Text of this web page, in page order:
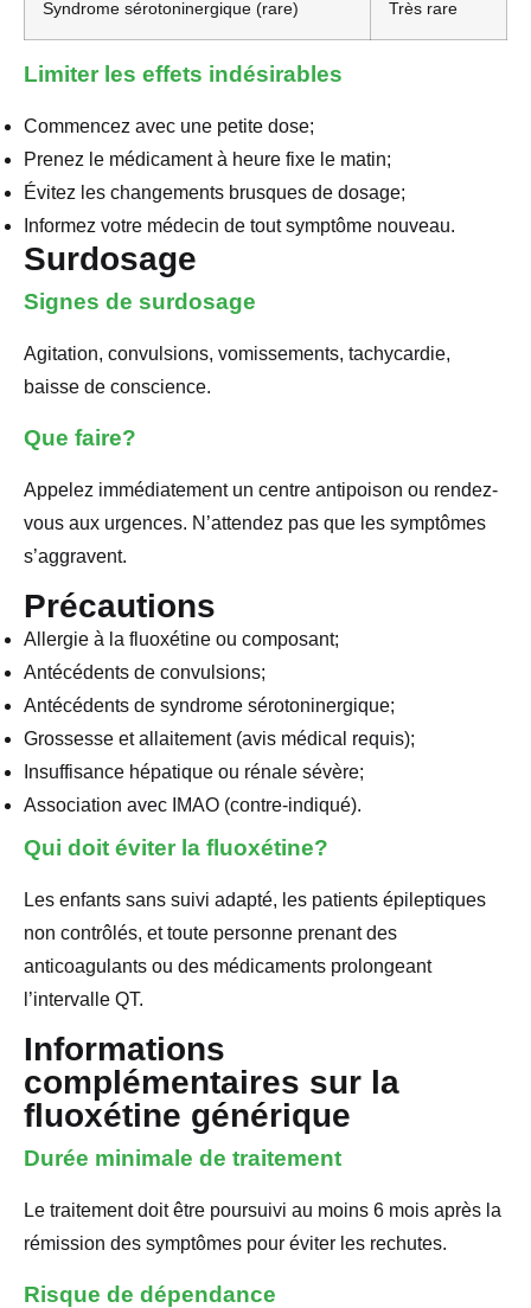
Syndrome sérotoninergique (rare) Très rare
Limiter les effets indésirables
Commencez avec une petite dose;
Prenez le médicament à heure fixe le matin;
Évitez les changements brusques de dosage;
Informez votre médecin de tout symptôme nouveau.
Surdosage
Signes de surdosage
Agitation, convulsions, vomissements, tachycardie,
baisse de conscience.
Que faire?
Appelez immédiatement un centre antipoison ou rendez-
vous aux urgences. N’attendez pas que les symptômes
s’aggravent.
Précautions
Allergie à la fluoxétine ou composant;
Antécédents de convulsions;
Antécédents de syndrome sérotoninergique;
Grossesse et allaitement (avis médical requis);
Insuffisance hépatique ou rénale sévère;
Association avec IMAO (contre-indiqué).
Qui doit éviter la fluoxétine?
Les enfants sans suivi adapté, les patients épileptiques
non contrôlés, et toute personne prenant des
anticoagulants ou des médicaments prolongeant
l’intervalle QT.
Informations
complémentaires sur la
fluoxétine générique
Durée minimale de traitement
Le traitement doit être poursuivi au moins 6 mois après la
rémission des symptômes pour éviter les rechutes.
Risque de dépendance